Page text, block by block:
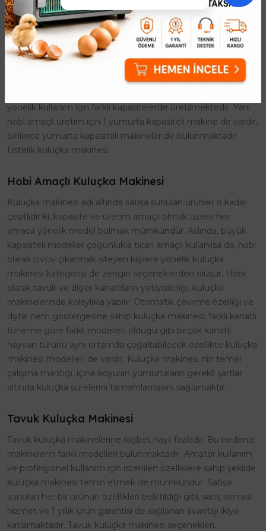
uzatır. Civciv çıkması için gerekli bir mühendislik çalışması
sonucu geliştirilen kuluçka makinesi, verimli üretim için ideal
ürünlerdir. Özel kontrol paneline sahip şekilde tasarlanan
kuluçka makinesi modelleri, işlemin her aşamasında
durumun kontrol altında olmasını sağlar. Bu sayede kısa bir
süre içerisinde, hedeflenen sayıda civciv üretimi mümkün
yönelik kullanım için farklı kapasitelerde üretilmektedir. Yani
hobi amaçlı üretim için 1 yumurta kapasiteli makine de vardır,
binlerce yumurta kapasiteli makineler de bulunmaktadır.
Üstelik kuluçka makinesi.
Hobi Amaçlı Kuluçka Makinesi
Kuluçka makinesi adı altında satışa sunulan ürünler o kadar
çeşitlidir ki, kapasite ve üretim amaçlı olmak üzere her
amaca yönelik model bulmak mümkündür. Aslında, büyük
kapasiteli modeller çoğunlukla ticari amaçlı kullanılsa da, hobi
olarak civciv çıkarmak isteyen kişilere yönelik kuluçka
makinesi kategorisi de zengin seçeneklerden oluşur. Hobi
olarak tavuk ve diğer kanatlıların yetiştiriciliği, kuluçka
makinelerinde kolaylıkla yapılır. Otomatik çevirme özelliği ve
dijital nem göstergesine sahip kuluçka makinesi, farklı kanatlı
türlerine göre farklı modelleri olduğu gibi birçok kanatlı
hayvan türünü aynı ortamda çoğaltabilecek özellikte kuluçka
makinesi modelleri de vardır. Kuluçka makinesi nin temel
çalışma mantığı, içine koyulan yumurtaların gerekli şartlar
altında kuluçka sürelerini tamamlamasını sağlamaktır.
Tavuk Kuluçka Makinesi
Tavuk kuluçka makinelerine rağbet hayli fazladır. Bu nedenle
makinelerin farklı modelleri bulunmaktadır. Amatör kullanım
ve profesyonel kullanım için istenilen özelliklere sahip şekilde
kuluçka makinesi temin etmek de mümkündür. Satışa
sunulan her bir ürünün özellikleri belirtildiği gibi, satış sonrası
hizmet ve 1 yıllık ürün garantisi de sağlanan avantajı ikiye
katlamaktadır. Tavuk kuluçka makinesi seçenekleri,